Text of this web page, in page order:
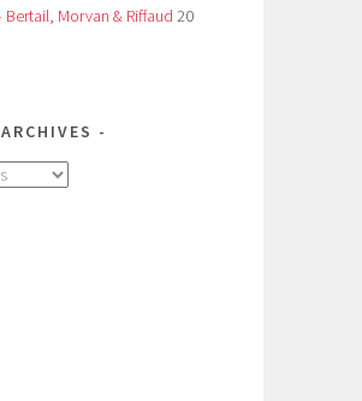
Morvan & Riffaud 20
ARCHIVES